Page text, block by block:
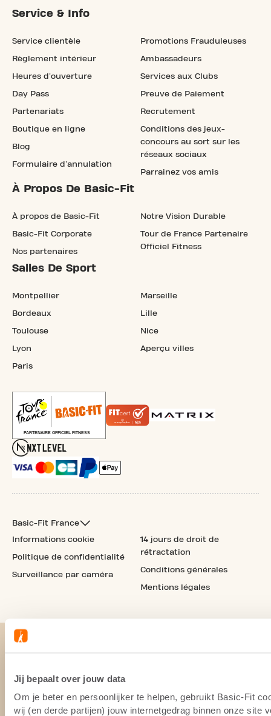
Jij bepaalt over jouw data
Om je beter en persoonlijker te helpen, gebruikt Basic-Fit
wij (en derde partijen) jouw internetgedrag binnen onze site
Service & Info
Service clientèle
Règlement intérieur
Heures d'ouverture
Day Pass
Partenariats
Boutique en ligne
Blog
Formulaire d'annulation
Promotions Frauduleuses
Ambassadeurs
Services aux Clubs
Preuve de Paiement
Recrutement
Conditions des jeux-
concours au sort sur les
réseaux sociaux
Parrainez vos amis
À Propos De Basic-Fit
À propos de Basic-Fit
Basic-Fit Corporate
Nos partenaires
Notre Vision Durable
Tour de France Partenaire
Officiel Fitness
Salles De Sport
Montpellier
Bordeaux
Toulouse
Lyon
Paris
Marseille
Lille
Nice
Aperçu villes
Basic-Fit France
Informations cookie
Politique de confidentialité
Surveillance par caméra
14 jours de droit de
rétractation
Conditions générales
Mentions légales